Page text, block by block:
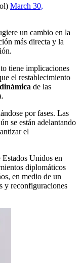
March 30,
un cambio en la
más directa y la
tiene implicaciones
el restablecimiento
dinámica de las
por fases. Las
se están adelantando
el
Unidos en
diplomáticos
en medio de un
y reconfiguraciones